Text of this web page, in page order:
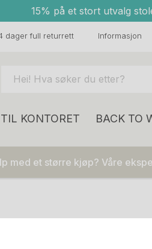
15% på et stort utvalg
dager full returrett Informasjon
TIL KONTORET BACK TO
med et større kjøp? Våre